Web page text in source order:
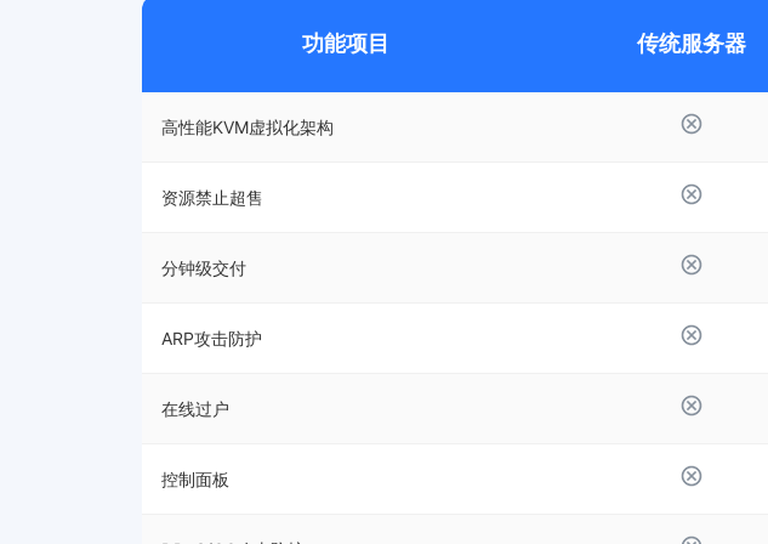
功能项目 传统服务器
高性能KVM虚拟化架构
资源禁止超售
分钟级交付
ARP攻击防护
在线过户
控制面板